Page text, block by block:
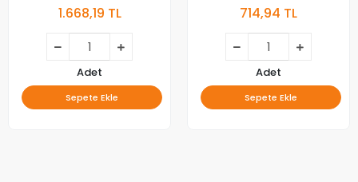
55LJ55_FHD_A,
55LJ55_FHD_B, LED BAR
1.668,19 TL
Adet
Sepete Ekle
BACKLIGHT, 6916L-1259A,
1261A,6916L-1262A,
LC470DUE-SFU1
714,94 TL
Adet
Sepete Ekle